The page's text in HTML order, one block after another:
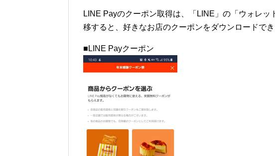
LINE Payのクーポン取得は、「LINE」の「ウォレ
移すると、好きなお店のクーポンをダウンロードでき
■LINE Payクーポン